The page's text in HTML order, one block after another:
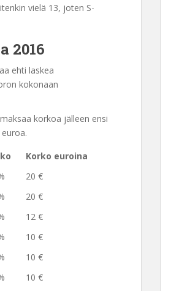
vielä 13, joten S-
2016
ehti laskea
kokonaan
korkoa jälleen ensi
Korko euroina
20 €
20 €
12 €
10 €
10 €
10 €